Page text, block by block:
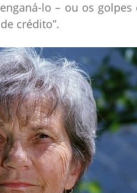
lo – ou os golpes
crédito”.